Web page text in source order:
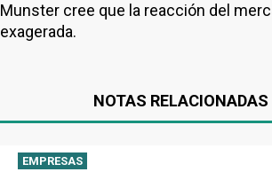
Munster cree que la reacción del
exagerada.
NOTAS RELACIONADAS
EMPRESAS